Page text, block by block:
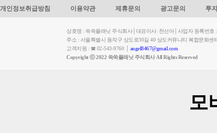
개인정보취급방침 이용약관 제휴문의 광고문의 투
상호명 : 쑥쑥플래닛 주식회사│대표이사: 천선아│사업자 등록번호
주소 : 서울특별시 동작구 상도로30길 40 상도커뮤니티 복합문화
고객지원 : ☎ 02-543-9760 │ angel8467@gmail.com
Copyright ⓒ 2022 쑥쑥플래닛 주식회사 All Rights Reserved
모